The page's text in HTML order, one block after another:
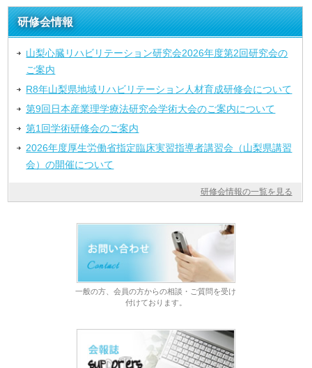
研修会情報
山梨心臓リハビリテーション研究会2026年度第2回研究会の
ご案内
R8年山梨県地域リハビリテーション人材育成研修会について
第9回日本産業理学療法研究会学術大会のご案内について
第1回学術研修会のご案内
2026年度厚生労働省指定臨床実習指導者講習会（山梨県講習
会）の開催について
研修会情報の一覧を見る
一般の方、会員の方からの相談・ご質問を受け
付けております。